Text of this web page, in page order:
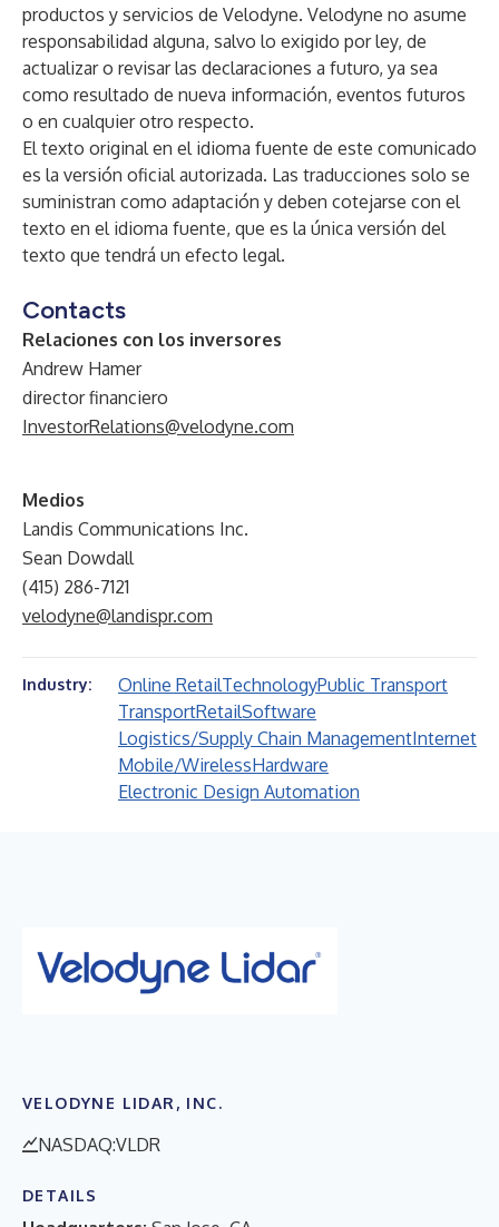
productos y servicios de Velodyne. Velodyne no asume
responsabilidad alguna, salvo lo exigido por ley, de
actualizar o revisar las declaraciones a futuro, ya sea
como resultado de nueva información, eventos futuros
o en cualquier otro respecto.
El texto original en el idioma fuente de este comunicado
es la versión oficial autorizada. Las traducciones solo se
suministran como adaptación y deben cotejarse con el
texto en el idioma fuente, que es la única versión del
texto que tendrá un efecto legal.
Contacts
Relaciones con los inversores
Andrew Hamer
director financiero
InvestorRelations@velodyne.com
Medios
Landis Communications Inc.
Sean Dowdall
(415) 286-7121
velodyne@landispr.com
Industry: Online RetailTechnologyPublic Transport
TransportRetailSoftware
Logistics/Supply Chain ManagementInternet
Mobile/WirelessHardware
Electronic Design Automation
VELODYNE LIDAR, INC.
NASDAQ:VLDR
DETAILS